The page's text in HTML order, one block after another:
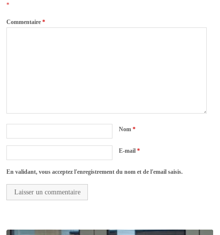
*
Commentaire*
Nom*
E-mail*
En validant, vous acceptez l'enregistrement du nom et de l'email saisis.